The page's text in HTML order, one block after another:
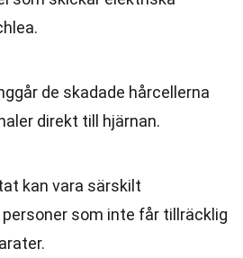
de skadade hårcellerna
direkt till hjärnan.
kan vara särskilt
som inte får tillräcklig